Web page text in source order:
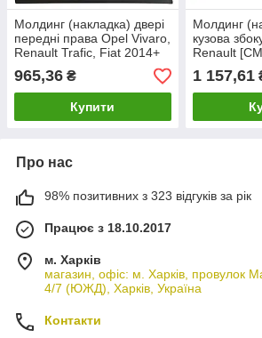
Молдинг (накладка) двері
передні права Opel Vivaro,
Renault Trafic, Fiat 2014+
[СМ Onka] 808200752R
965,36 ₴
Купити
Молдинг
кузова
Renault
1 157,61
Про нас
98% позитивних з 323 відгуків за рік
Працює з 18.10.2017
м. Харків
магазин, офіс: м. Харків, провулок
4/7 (ЮЖД), Харків, Україна
Контакти